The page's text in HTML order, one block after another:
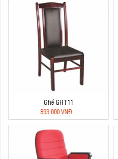
Ghế GHT11
893.000 VNĐ